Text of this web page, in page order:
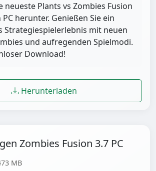
neueste Plants vs Zombies Fusion
herunter. Genießen Sie ein
Strategiespielerlebnis mit neuen
und aufregenden Spielmodi.
Download!
Herunterladen
Zombies Fusion 3.7 PC
MB